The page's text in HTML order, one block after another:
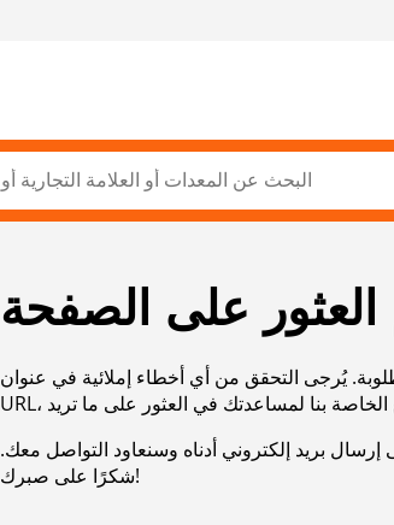
العثور على الصفحة
يُرجى التحقق من أي أخطاء إملائية في عنوان
بريد إلكتروني أدناه وسنعاود التواصل معك.
شكرًا على صبرك!